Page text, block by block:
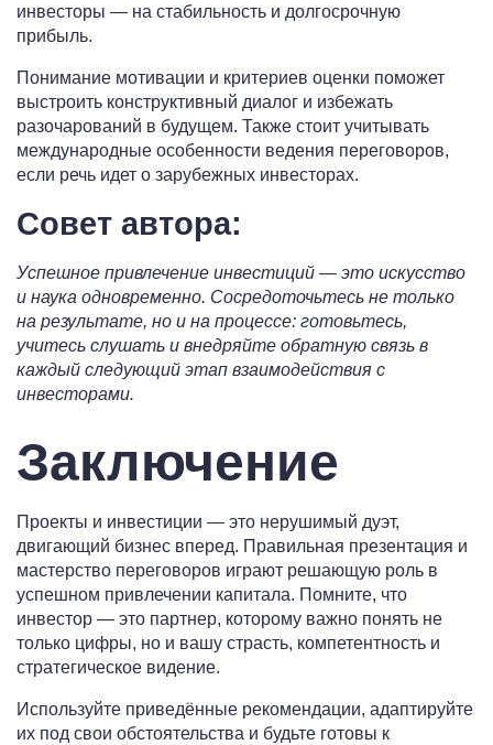
инвесторы — на стабильность и долгосрочную
прибыль.
Понимание мотивации и критериев оценки поможет
выстроить конструктивный диалог и избежать
разочарований в будущем. Также стоит учитывать
международные особенности ведения переговоров,
если речь идет о зарубежных инвесторах.
Совет автора:
Успешное привлечение инвестиций — это искусство
и наука одновременно. Сосредоточьтесь не только
на результате, но и на процессе: готовьтесь,
учитесь слушать и внедряйте обратную связь в
каждый следующий этап взаимодействия с
инвесторами.
Заключение
Проекты и инвестиции — это нерушимый дуэт,
двигающий бизнес вперед. Правильная презентация и
мастерство переговоров играют решающую роль в
успешном привлечении капитала. Помните, что
инвестор — это партнер, которому важно понять не
только цифры, но и вашу страсть, компетентность и
стратегическое видение.
Используйте приведённые рекомендации, адаптируйте
их под свои обстоятельства и будьте готовы к